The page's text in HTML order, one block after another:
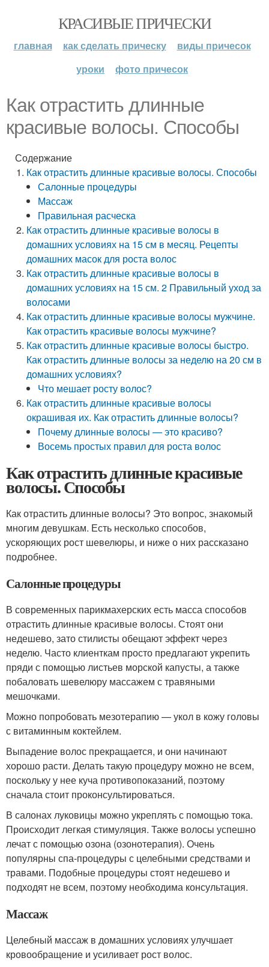
КРАСИВЫЕ ПРИЧЕСКИ
главная как сделать прическу
виды причесок
уроки
фото причесок
Как отрастить длинные
красивые волосы. Способы
Содержание
Как отрастить длинные красивые волосы. Способы
Салонные процедуры
Массаж
Правильная расческа
Как отрастить длинные красивые волосы в
домашних условиях на 15 см в месяц. Рецепты
домашних масок для роста волос
Как отрастить длинные красивые волосы в
домашних условиях на 15 см. 2 Правильный уход за
волосами
Как отрастить длинные красивые волосы мужчине.
Как отрастить красивые волосы мужчине?
Как отрастить длинные красивые волосы быстро.
Как отрастить длинные волосы за неделю на 20 см в
домашних условиях?
Что мешает росту волос?
Как отрастить длинные красивые волосы
окрашивая их. Как отрастить длинные волосы?
Почему длинные волосы — это красиво?
Восемь простых правил для роста волос
Как отрастить длинные красивые
волосы. Способы
Как отрастить длинные волосы? Это вопрос, знакомый
многим девушкам. Есть несколько способов,
ускоряющих рост шевелюры, и ниже о них рассказано
подробнее.
Салонные процедуры
В современных парикмахерских есть масса способов
отрастить длинные красивые волосы. Стоят они
недешево, зато стилисты обещают эффект через
неделю. Часто клиенткам просто предлагают укрепить
пряди с помощью листьев морской капусты, а также
побаловать шевелюру массажем с травяными
мешочками.
Можно попробовать мезотерапию — укол в кожу головы
с витаминным коктейлем.
Выпадение волос прекращается, и они начинают
хорошо расти. Делать такую процедуру можно не всем,
поскольку у нее куча противопоказаний, поэтому
сначала стоит проконсультироваться.
В салонах луковицы можно укреплять с помощью тока.
Происходит легкая стимуляция. Также волосы успешно
лечат с помощью озона (озонотерапия). Очень
популярны спа-процедуры с целебными средствами и
травами. Подобные процедуры стоят недешево и
подходят не всем, поэтому необходима консультация.
Массаж
Целебный массаж в домашних условиях улучшает
кровообращение и усиливает рост волос.